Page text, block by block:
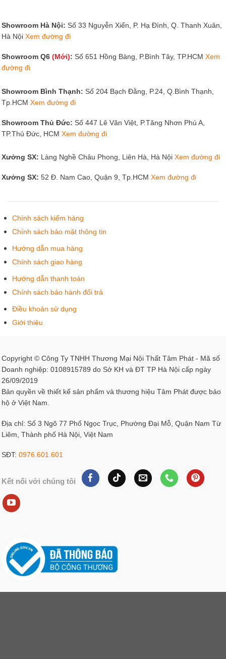
Showroom Hà Nội: Số 33 Nguyễn Xiển, P. Hạ Đình, Q. Thanh Xuân,
Hà Nội Xem đường đi
Showroom Q6 (Mới): Số 651 Hồng Bàng, P.Bình Tây, TP.HCM Xem
đường đi
Showroom Bình Thạnh: Số 204 Bạch Đằng, P.24, Q.Bình Thạnh,
Tp.HCM Xem đường đi
Showroom Thủ Đức: Số 447 Lê Văn Việt, P.Tăng Nhơn Phú A,
TP.Thủ Đức, HCM Xem đường đi
Xưởng SX: Làng Nghề Châu Phong, Liên Hà, Hà Nội Xem đường đi
Xưởng SX: 52 Đ. Nam Cao, Quận 9, Tp.HCM Xem đường đi
Chính sách kiểm hàng
Chính sách bảo mật thông tin
Hướng dẫn mua hàng
Chính sách giao hàng
Hướng dẫn thanh toán
Chính sách bảo hành đổi trả
Điều khoản sử dụng
Giới thiệu
Copyright © Công Ty TNHH Thương Mại Nội Thất Tâm Phát - Mã số
Doanh nghiệp: 0108915789 do Sở KH và ĐT TP Hà Nội cấp ngày
26/09/2019
Bản quyền về thiết kế sản phẩm và thương hiệu Tâm Phát được bảo
hộ ở Việt Nam.
Địa chỉ: Số 3 Ngõ 77 Phố Ngọc Trục, Phường Đại Mỗ, Quận Nam Từ
Liêm, Thành phố Hà Nội, Việt Nam
SĐT: 0976.601.601
Kết nối với chúng tôi